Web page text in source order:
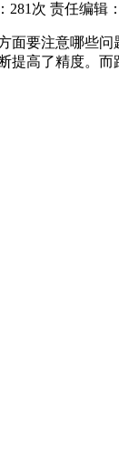
281次 责任编辑：
面要注意哪些
提高了精度。